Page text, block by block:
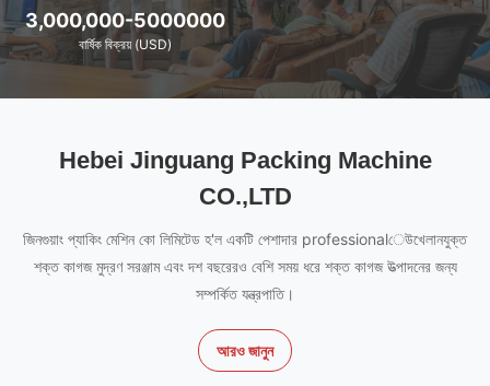
3,000,000-5000000
বার্ষিক বিক্রয় (USD)
Hebei Jinguang Packing Machine
CO.,LTD
জিনগুয়াং প্যাকিং মেশিন কো লিমিটেড হ'ল একটি পেশাদার professionalেউখেলানযুক্ত
শক্ত কাগজ মুদ্রণ সরঞ্জাম এবং দশ বছরেরও বেশি সময় ধরে শক্ত কাগজ উত্পাদনের জন্য
সম্পর্কিত যন্ত্রপাতি।
আরও জানুন